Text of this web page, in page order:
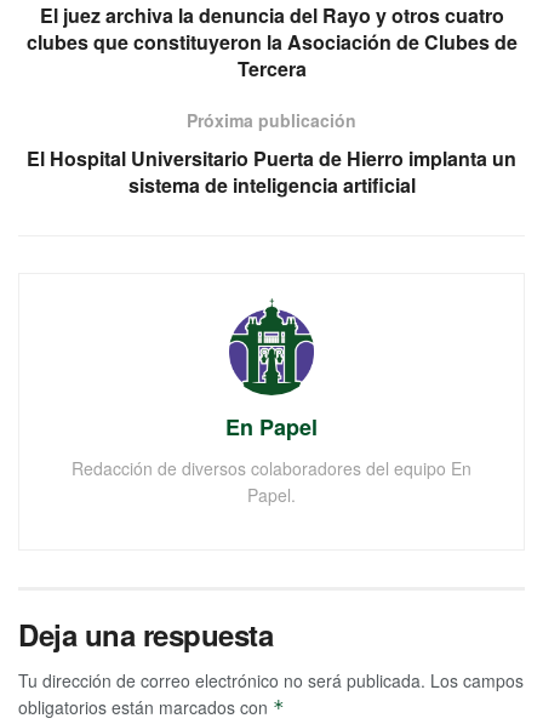
El juez archiva la denuncia del Rayo y otros cuatro
clubes que constituyeron la Asociación de Clubes de
Tercera
Próxima publicación
El Hospital Universitario Puerta de Hierro implanta un
sistema de inteligencia artificial
En Papel
Redacción de diversos colaboradores del equipo En
Papel.
Deja una respuesta
Tu dirección de correo electrónico no será publicada. Los campos
obligatorios están marcados con *